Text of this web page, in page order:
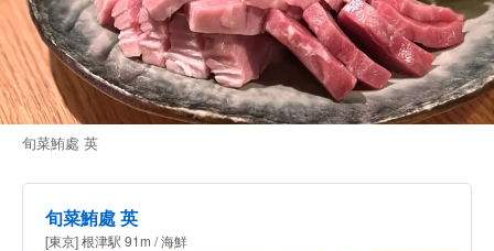
旬菜鮪處 英
旬菜鮪處 英
[東京] 根津駅 91m / 海鮮